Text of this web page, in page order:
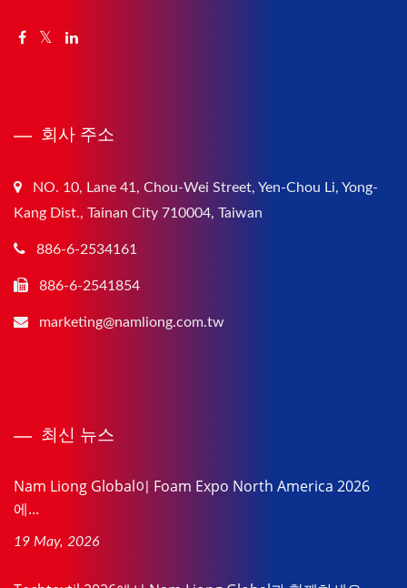
회사 주소
NO. 10, Lane 41, Chou-Wei Street, Yen-Chou Li, Yong-
Kang Dist., Tainan City 710004, Taiwan
886-6-2534161
886-6-2541854
marketing@namliong.com.tw
최신 뉴스
Nam Liong Global이 Foam Expo North America 2026
에...
19 May, 2026